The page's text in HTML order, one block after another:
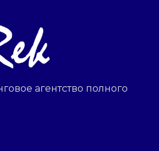
агентство полного